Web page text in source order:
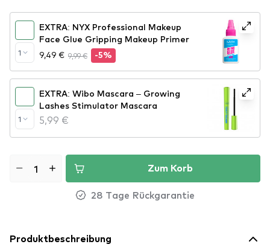
1
EXTRA: NYX Professional Makeup
Face Glue Gripping Makeup Primer
9,49 € 9,99 € -5%
1
EXTRA: Wibo Mascara – Growing
Lashes Stimulator Mascara
5,99 €
Zum Korb
28 Tage Rückgarantie
Produktbeschreibung